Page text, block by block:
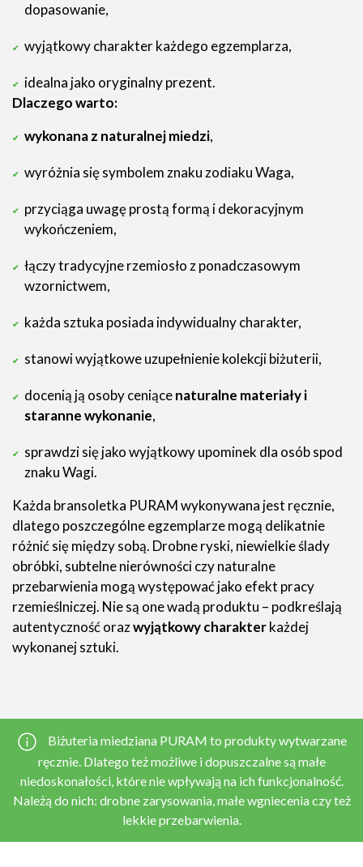
dopasowanie,
wyjątkowy charakter każdego egzemplarza,
idealna jako oryginalny prezent.
Dlaczego warto:
wykonana z naturalnej miedzi,
wyróżnia się symbolem znaku zodiaku Waga,
przyciąga uwagę prostą formą i dekoracyjnym
wykończeniem,
łączy tradycyjne rzemiosło z ponadczasowym
wzornictwem,
każda sztuka posiada indywidualny charakter,
stanowi wyjątkowe uzupełnienie kolekcji biżuterii,
docenią ją osoby ceniącenaturalne materiały i
staranne wykonanie,
sprawdzi się jako wyjątkowy upominek dla osób spod
znaku Wagi.
Każda bransoletka PURAM wykonywana jest ręcznie,
dlatego poszczególne egzemplarze mogą delikatnie
różnić się między sobą. Drobne ryski, niewielkie ślady
obróbki, subtelne nierówności czy naturalne
przebarwienia mogą występować jako efekt pracy
rzemieślniczej. Nie są one wadą produktu – podkreślają
autentyczność orazwyjątkowy charakterkażdej
wykonanej sztuki.
Biżuteria miedziana PURAM to produkty wytwarzane
ręcznie. Dlatego też możliwe i dopuszczalne są małe
niedoskonałości, które nie wpływają na ich funkcjonalność.
Należą do nich: drobne zarysowania, małe wgniecenia czy też
lekkie przebarwienia.